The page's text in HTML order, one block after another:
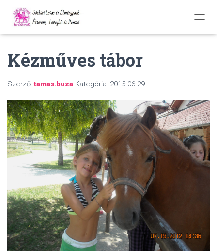
A
Ó
Ö
S
S
Z
E
Z
Á
Kézműves tábor
Szerző:tamas.buza Kategória: 2015-06-29